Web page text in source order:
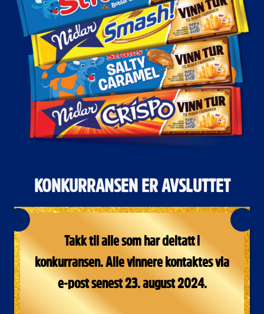
KONKURRANSEN ER AVSLUTTET
Takk til alle som har deltatt i
konkurransen. Alle vinnere kontaktes via
e-post senest 23. august 2024.